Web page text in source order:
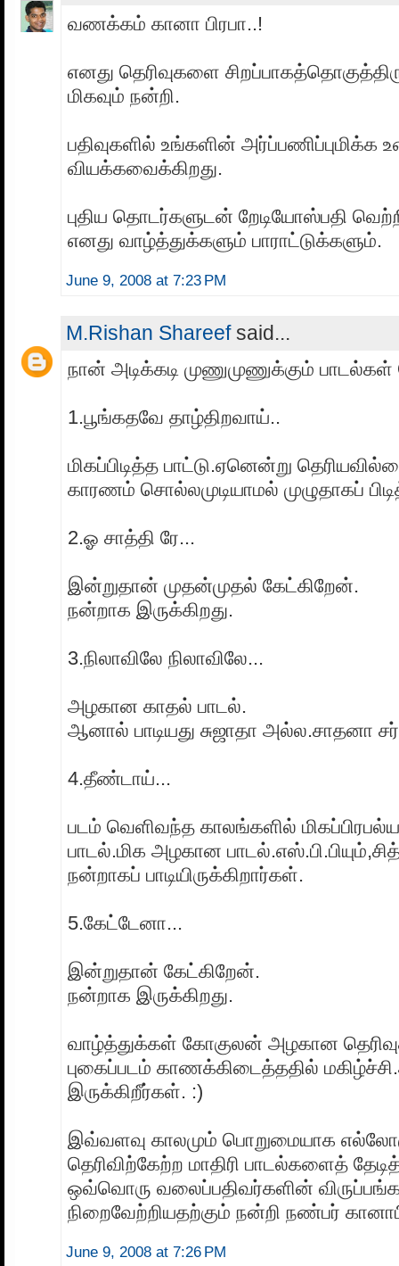
வணக்கம் கானா பிரபா..!
எனது தெரிவுகளை
மிகவும் நன்றி.
பதிவுகளில் உங்களின் அர்ப்பணிப்புமிக்க
வியக்கவைக்கிறது.
புதிய தொடர்களுடன் றேடியோஸ்பதி
எனது வாழ்த்துக்களும் பாராட்டுக்களும்.
June 9, 2008 at 7:23 PM
M.Rishan Shareefsaid...
நான் அடிக்கடி முணுமுணுக்கும்
1.பூங்கதவே தாழ்திறவாய்..
மிகப்பிடித்த பாட்டு.ஏனென்று
காரணம் சொல்லமுடியாமல் முழுதாகப்
2.ஓ சாத்தி ரே...
இன்றுதான் முதன்முதல் கேட்கிறேன்.
நன்றாக இருக்கிறது.
3.நிலாவிலே நிலாவிலே...
அழகான காதல் பாடல்.
ஆனால் பாடியது சுஜாதா அல்ல.சாதனா
4.தீண்டாய்...
படம் வெளிவந்த காலங்களில்
பாடல்.மிக அழகான
நன்றாகப் பாடியிருக்கிறார்கள்.
5.கேட்டேனா...
இன்றுதான் கேட்கிறேன்.
நன்றாக இருக்கிறது.
வாழ்த்துக்கள் கோகுலன் அழகான
புகைப்படம் காணக்கிடைத்ததில்
இருக்கிறீர்கள். :)
இவ்வளவு காலமும் பொறுமையாக
தெரிவிற்கேற்ற மாதிரி பாடல்களைத்
ஒவ்வொரு வலைப்பதிவர்களின்
நிறைவேற்றியதற்கும் நன்றி நண்பர்
June 9, 2008 at 7:26 PM